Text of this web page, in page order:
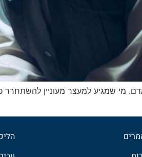
מי שמגיע למעצר מעוניין